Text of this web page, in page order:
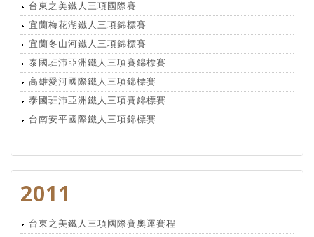
台東之美鐵人三項國際賽
宜蘭梅花湖鐵人三項錦標賽
宜蘭冬山河鐵人三項錦標賽
泰國班沛亞洲鐵人三項賽錦標賽
高雄愛河國際鐵人三項錦標賽
泰國班沛亞洲鐵人三項賽錦標賽
台南安平國際鐵人三項錦標賽
2011
台東之美鐵人三項國際賽奧運賽程